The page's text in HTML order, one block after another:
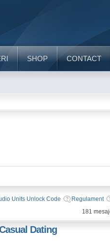
SHOP CONTACT
Units Unlock Code Regulament
181
Dating